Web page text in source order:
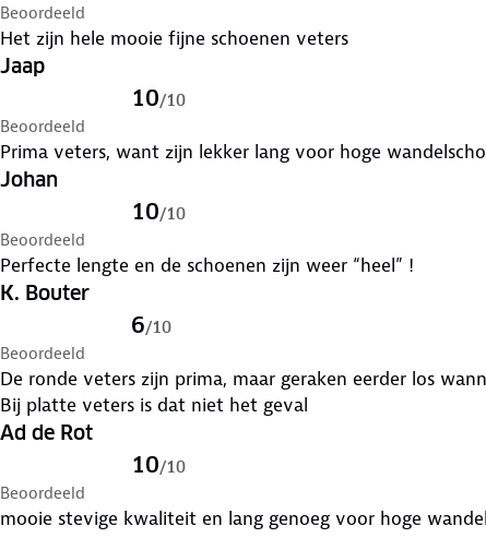
Beoordeeld
Het zijn hele mooie fijne schoenen veters
Jaap
10/10
Beoordeeld
Prima veters, want zijn lekker lang voor hoge
Johan
10/10
Beoordeeld
Perfecte lengte en de schoenen zijn weer “heel” !
K. Bouter
6/10
Beoordeeld
De ronde veters zijn prima, maar geraken eerder los
Bij platte veters is dat niet het geval
Ad de Rot
10/10
Beoordeeld
mooie stevige kwaliteit en lang genoeg voor hoge